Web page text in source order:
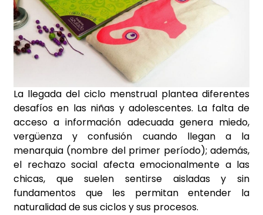
La llegada del ciclo menstrual plantea diferentes
desafíos en las niñas y adolescentes. La falta de
acceso a información adecuada genera miedo,
vergüenza y confusión cuando llegan a la
menarquia (nombre del primer período); además,
el rechazo social afecta emocionalmente a las
chicas, que suelen sentirse aisladas y sin
fundamentos que les permitan entender la
naturalidad de sus ciclos y sus procesos.